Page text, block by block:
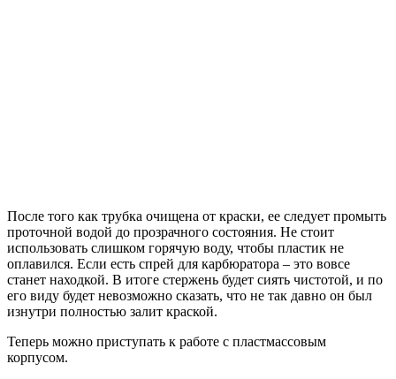
После того как трубка очищена от краски, ее следует промыть
проточной водой до прозрачного состояния. Не стоит
использовать слишком горячую воду, чтобы пластик не
оплавился. Если есть спрей для карбюратора – это вовсе
станет находкой. В итоге стержень будет сиять чистотой, и по
его виду будет невозможно сказать, что не так давно он был
изнутри полностью залит краской.
Теперь можно приступать к работе с пластмассовым
корпусом.